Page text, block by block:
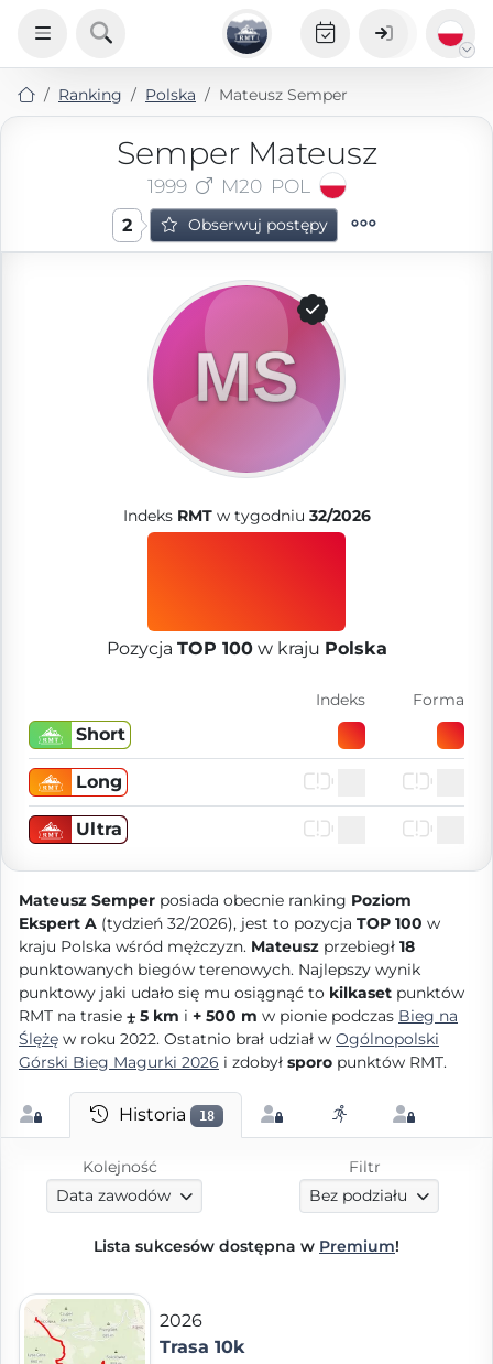
Ranking Polska Mateusz Semper
Semper Mateusz
1999 M20 POL
2 Obserwuj postępy
Indeks RMTw tygodniu 32/2026
Pozycja TOP 100w kraju Polska
Indeks Forma
Short
Long
Ultra
Mateusz Semper posiada obecnie ranking Poziom
Ekspert A (tydzień 32/2026), jest to pozycja TOP 100 w
kraju Polska wśród mężczyzn. Mateusz przebiegł 18
punktowanych biegów terenowych. Najlepszy wynik
punktowy jaki udało się mu osiągnąć to kilkaset punktów
RMT na trasie ⨦ 5 km i + 500 m w pionie podczas Bieg na
Ślężę w roku 2022. Ostatnio brał udział w Ogólnopolski
Górski Bieg Magurki 2026 i zdobył sporo punktów RMT.
Historia 18
Kolejność
Data zawodów
Filtr
Bez podziału
Lista sukcesów dostępna w Premium!
2026
Trasa 10k